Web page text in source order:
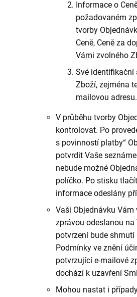
Informace o
požadovaném
tvorby
Ceně, Ceně za
Vámi zvolného
Své
Zboží, zejména
mailovou adresu.
V průběhu tvorby
kontrolovat. Po
s povinností platby“
potvrdit Vaše
nebude možné
políčko. Po stisku
informace odeslány
Vaši Objednávku
zprávou odeslanou
potvrzení bude
Podmínky ve znění
potvrzující e-mailové
dochází k uzavření
Mohou nastat i